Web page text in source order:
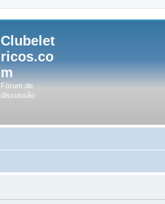
Clubelet
ricos.co
m
Fórum de
discussão